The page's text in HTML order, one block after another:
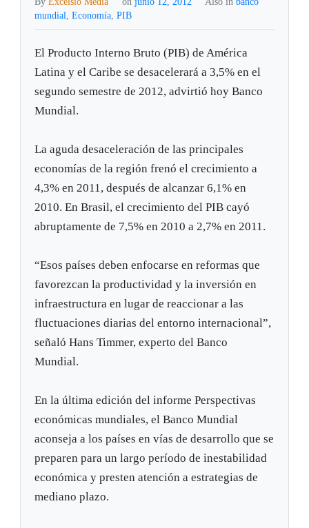
mundial,Economía,PIB
El Producto Interno Bruto (PIB) de América
Latina y el Caribe se desacelerará a 3,5% en el
segundo semestre de 2012, advirtió hoy Banco
Mundial.
La aguda desaceleración de las principales
economías de la región frenó el crecimiento a
4,3% en 2011, después de alcanzar 6,1% en
2010. En Brasil, el crecimiento del PIB cayó
abruptamente de 7,5% en 2010 a 2,7% en 2011.
“Esos países deben enfocarse en reformas que
favorezcan la productividad y la inversión en
infraestructura en lugar de reaccionar a las
fluctuaciones diarias del entorno internacional”,
señaló Hans Timmer, experto del Banco
Mundial.
En la última edición del informe Perspectivas
económicas mundiales, el Banco Mundial
aconseja a los países en vías de desarrollo que se
preparen para un largo período de inestabilidad
económica y presten atención a estrategias de
mediano plazo.